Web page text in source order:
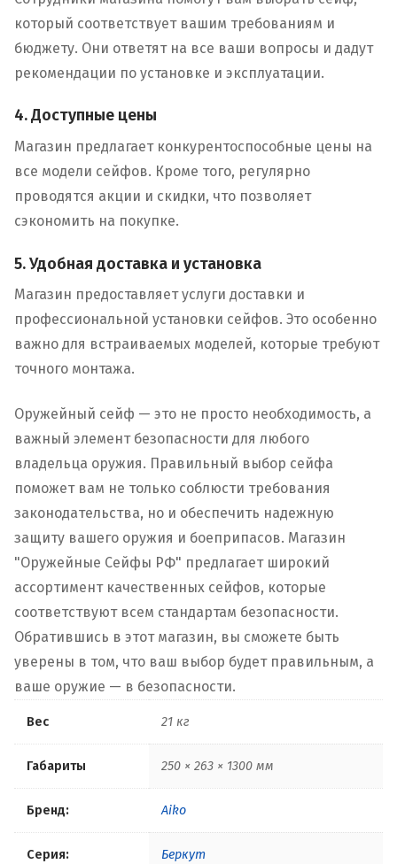
который соответствует вашим требованиям и
бюджету. Они ответят на все ваши вопросы и дадут
рекомендации по установке и эксплуатации.
4. Доступные цены
Магазин предлагает конкурентоспособные цены на
все модели сейфов. Кроме того, регулярно
проводятся акции и скидки, что позволяет
сэкономить на покупке.
5. Удобная доставка и установка
Магазин предоставляет услуги доставки и
профессиональной установки сейфов. Это особенно
важно для встраиваемых моделей, которые требуют
точного монтажа.
Оружейный сейф — это не просто необходимость, а
важный элемент безопасности для любого
владельца оружия. Правильный выбор сейфа
поможет вам не только соблюсти требования
законодательства, но и обеспечить надежную
защиту вашего оружия и боеприпасов. Магазин
"Оружейные Сейфы РФ" предлагает широкий
ассортимент качественных сейфов, которые
соответствуют всем стандартам безопасности.
Обратившись в этот магазин, вы сможете быть
уверены в том, что ваш выбор будет правильным, а
ваше оружие — в безопасности.
Вес 21 кг
Габариты 250 × 263 × 1300 мм
Бренд: Aiko
Серия: Беркут